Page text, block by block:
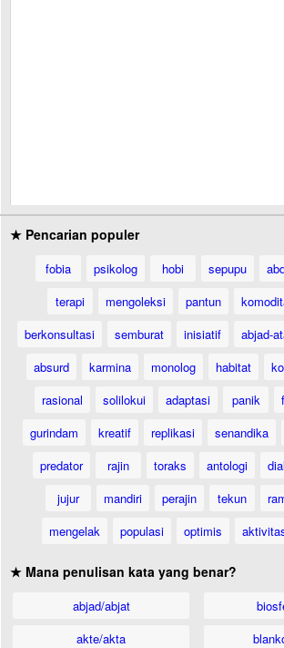
★ Pencarian populer
fobia psikolog hobi sepupu
terapi
mengoleksi pantun
berkonsultasi
semburat inisiatif abjad-
absurd
karmina monolog habitat
rasional
solilokui adaptasi panik
gurindam
kreatif replikasi senandika
predator
rajin toraks antologi
jujur
mandiri perajin tekun
mengelak
populasi optimis
★ Mana penulisan kata yang benar?
abjad/abjat
akte/akta